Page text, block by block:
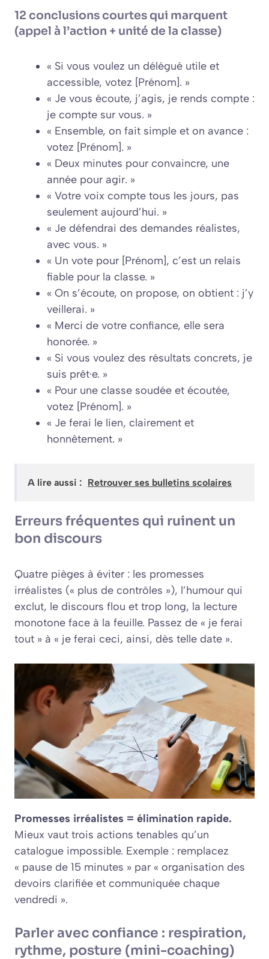
12 conclusions courtes qui marquent
(appel à l’action + unité de la classe)
« Si vous voulez un délégué utile et
accessible, votez [Prénom]. »
« Je vous écoute, j’agis, je rends compte :
je compte sur vous. »
« Ensemble, on fait simple et on avance :
votez [Prénom]. »
« Deux minutes pour convaincre, une
année pour agir. »
« Votre voix compte tous les jours, pas
seulement aujourd’hui. »
« Je défendrai des demandes réalistes,
avec vous. »
« Un vote pour [Prénom], c’est un relais
fiable pour la classe. »
« On s’écoute, on propose, on obtient : j’y
veillerai. »
« Merci de votre confiance, elle sera
honorée. »
« Si vous voulez des résultats concrets, je
suis prêt·e. »
« Pour une classe soudée et écoutée,
votez [Prénom]. »
« Je ferai le lien, clairement et
honnêtement. »
A lire aussi : Retrouver ses bulletins scolaires
Erreurs fréquentes qui ruinent un
bon discours
Quatre pièges à éviter : les promesses
irréalistes (« plus de contrôles »), l’humour qui
exclut, le discours flou et trop long, la lecture
monotone face à la feuille. Passez de « je ferai
tout » à « je ferai ceci, ainsi, dès telle date ».
Promesses irréalistes = élimination rapide.
Mieux vaut trois actions tenables qu’un
catalogue impossible. Exemple : remplacez
« pause de 15 minutes » par « organisation des
devoirs clarifiée et communiquée chaque
vendredi ».
Parler avec confiance : respiration,
rythme, posture (mini-coaching)